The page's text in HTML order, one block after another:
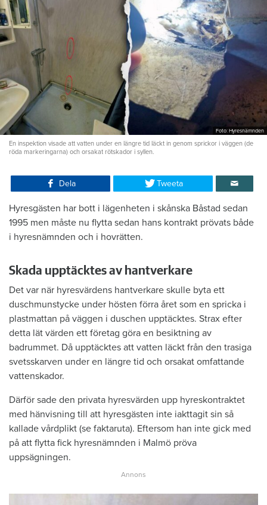
Foto: Hyresnämnden
En inspektion visade att vatten under en längre tid läckt in genom sprickor i väggen (de
röda markeringarna) och orsakat rötskador i syllen.
Dela Tweeta
Hyresgästen har bott i lägenheten i skånska Båstad sedan
1995 men måste nu flytta sedan hans kontrakt prövats både
i hyresnämnden och i hovrätten.
Skada upptäcktes av hantverkare
Det var när hyresvärdens hantverkare skulle byta ett
duschmunstycke under hösten förra året som en spricka i
plastmattan på väggen i duschen upptäcktes. Strax efter
detta lät värden ett företag göra en besiktning av
badrummet. Då upptäcktes att vatten läckt från den trasiga
svetsskarven under en längre tid och orsakat omfattande
vattenskador.
Därför sade den privata hyresvärden upp hyreskontraktet
med hänvisning till att hyresgästen inte iakttagit sin så
kallade vårdplikt (se faktaruta). Eftersom han inte gick med
på att flytta fick hyresnämnden i Malmö pröva
uppsägningen.